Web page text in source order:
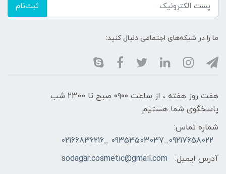
ثبت‌نام
ما را در شبکه‌های اجتماعی دنبال کنید:
هفت روز هفته ، از ساعت ۰۹۰۰ صبح تا ۲۳00 شب
پاسخگوی شما هستیم
شماره تماس:
09217658022_09353503037 _02166836216
آدرس ایمیل:
sodagar.cosmetic@gmail.com